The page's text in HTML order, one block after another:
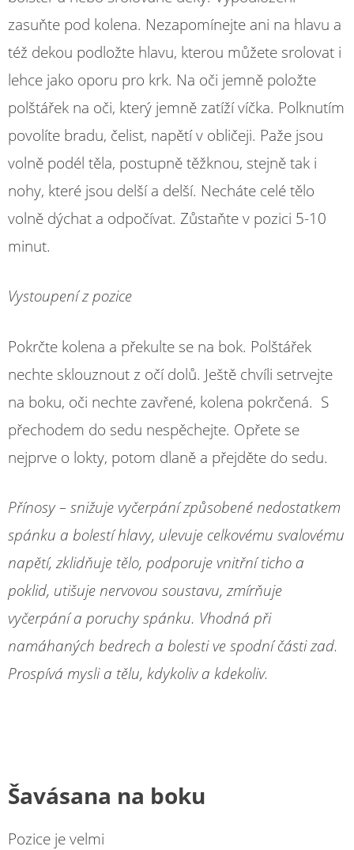
zasuňte pod kolena. Nezapomínejte ani na hlavu a
též dekou podložte hlavu, kterou můžete srolovat i
lehce jako oporu pro krk. Na oči jemně položte
polštářek na oči, který jemně zatíží víčka. Polknutím
povolíte bradu, čelist, napětí v obličeji. Paže jsou
volně podél těla, postupně těžknou, stejně tak i
nohy, které jsou delší a delší. Necháte celé tělo
volně dýchat a odpočívat. Zůstaňte v pozici 5-10
minut.
Vystoupení z pozice
Pokrčte kolena a překulte se na bok. Polštářek
nechte sklouznout z očí dolů. Ještě chvíli setrvejte
na boku, oči nechte zavřené, kolena pokrčená. S
přechodem do sedu nespěchejte. Opřete se
nejprve o lokty, potom dlaně a přejděte do sedu.
Přínosy – snižuje vyčerpání způsobené nedostatkem
spánku a bolestí hlavy, ulevuje celkovému svalovému
napětí, zklidňuje tělo, podporuje vnitřní ticho a
poklid, utišuje nervovou soustavu, zmírňuje
vyčerpání a poruchy spánku. Vhodná při
namáhaných bedrech a bolesti ve spodní části zad.
Prospívá mysli a tělu, kdykoliv a kdekoliv.
Šavásana na boku
Pozice je velmi